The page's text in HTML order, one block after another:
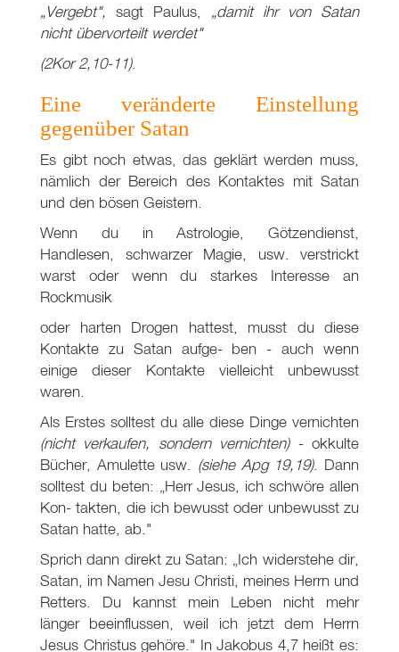
„Vergebt", sagt Paulus, „damit ihr von Satan
nicht übervorteilt werdet"
(2Kor 2,10-11).
Eine veränderte Einstellung
gegenüber Satan
Es gibt noch etwas, das geklärt werden muss,
nämlich der Bereich des Kontaktes mit Satan
und den bösen Geistern.
Wenn du in Astrologie, Götzendienst,
Handlesen, schwarzer Magie, usw. verstrickt
warst oder wenn du starkes Interesse an
Rockmusik
oder harten Drogen hattest, musst du diese
Kontakte zu Satan aufge- ben - auch wenn
einige dieser Kontakte vielleicht unbewusst
waren.
Als Erstes solltest du alle diese Dinge vernichten
(nicht verkaufen, sondern vernichten)- okkulte
Bücher, Amulette usw. (siehe Apg 19,19). Dann
solltest du beten: „Herr Jesus, ich schwöre allen
Kon- takten, die ich bewusst oder unbewusst zu
Satan hatte, ab."
Sprich dann direkt zu Satan: „Ich widerstehe dir,
Satan, im Namen Jesu Christi, meines Herrn und
Retters. Du kannst mein Leben nicht mehr
länger beeinflussen, weil ich jetzt dem Herrn
Jesus Christus gehöre." In Jakobus 4,7 heißt es: